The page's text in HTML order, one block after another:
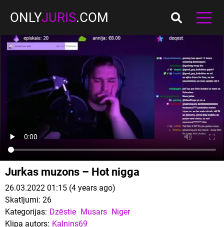
ONLYJURIS.COM
Jurkas muzons – Hot nigga
26.03.2022 01:15 (4 years ago)
Skatījumi: 26
Kategorijas: Dzēstie Musars Niger
Klipa autors: Kalnins69